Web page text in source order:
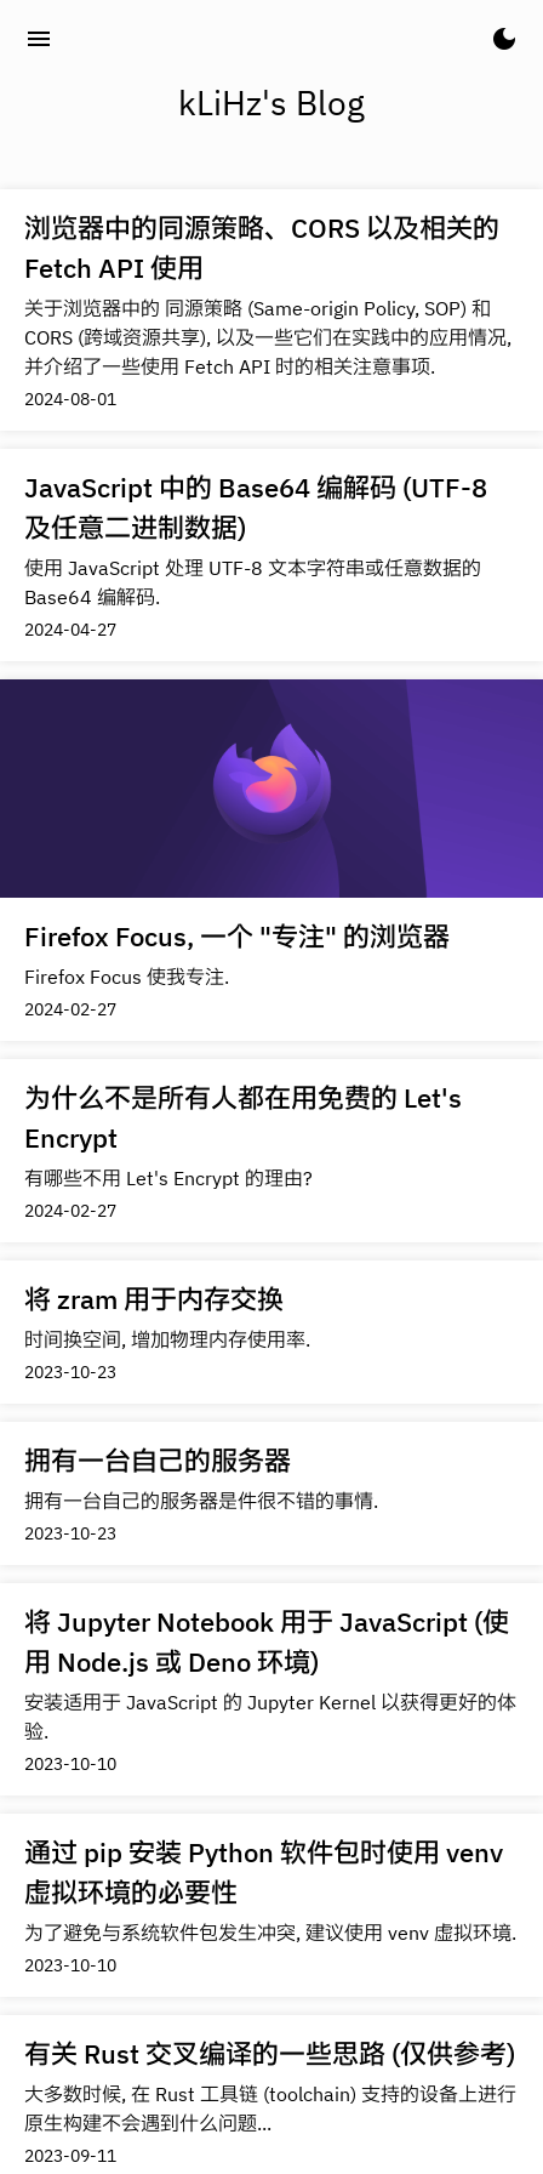
menu dark_mode
kLiHz's Blog
浏览器中的同源策略、CORS 以及相关的
Fetch API 使用
关于浏览器中的 同源策略 (Same-origin Policy, SOP) 和
CORS (跨域资源共享), 以及一些它们在实践中的应用情况,
并介绍了一些使用 Fetch API 时的相关注意事项.
2024-08-01
JavaScript 中的 Base64 编解码 (UTF-8
及任意二进制数据)
使用 JavaScript 处理 UTF-8 文本字符串或任意数据的
Base64 编解码.
2024-04-27
Firefox Focus, 一个 "专注" 的浏览器
Firefox Focus 使我专注.
2024-02-27
为什么不是所有人都在用免费的 Let's
Encrypt
有哪些不用 Let's Encrypt 的理由?
2024-02-27
将 zram 用于内存交换
时间换空间, 增加物理内存使用率.
2023-10-23
拥有一台自己的服务器
拥有一台自己的服务器是件很不错的事情.
2023-10-23
将 Jupyter Notebook 用于 JavaScript (使
用 Node.js 或 Deno 环境)
安装适用于 JavaScript 的 Jupyter Kernel 以获得更好的体
验.
2023-10-10
通过 pip 安装 Python 软件包时使用 venv
虚拟环境的必要性
为了避免与系统软件包发生冲突, 建议使用 venv 虚拟环境.
2023-10-10
有关 Rust 交叉编译的一些思路 (仅供参考)
大多数时候, 在 Rust 工具链 (toolchain) 支持的设备上进行
原生构建不会遇到什么问题...
2023-09-11